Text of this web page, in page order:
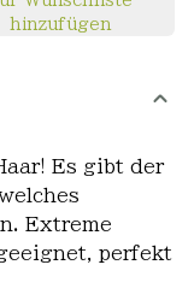
hinzufügen
Es gibt der
Extreme
perfekt